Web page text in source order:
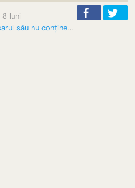
8 luni
Plahotniuc susține că dosarul său nu conține probe care să-i…